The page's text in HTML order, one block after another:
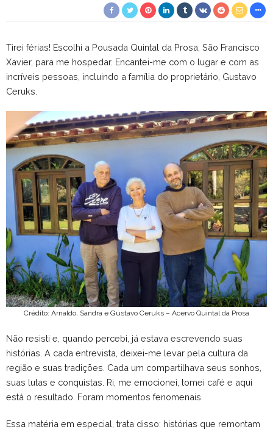
Tirei férias! Escolhi a Pousada Quintal da Prosa, São Francisco
Xavier, para me hospedar. Encantei-me com o lugar e com as
incríveis pessoas, incluindo a família do proprietário, Gustavo
Ceruks.
Crédito: Arnaldo, Sandra e Gustavo Ceruks – Acervo Quintal da Prosa
Não resisti e, quando percebi, já estava escrevendo suas
histórias. A cada entrevista, deixei-me levar pela cultura da
região e suas tradições. Cada um compartilhava seus sonhos,
suas lutas e conquistas. Ri, me emocionei, tomei café e aqui
está o resultado. Foram momentos fenomenais.
Essa matéria em especial, trata disso: histórias que remontam